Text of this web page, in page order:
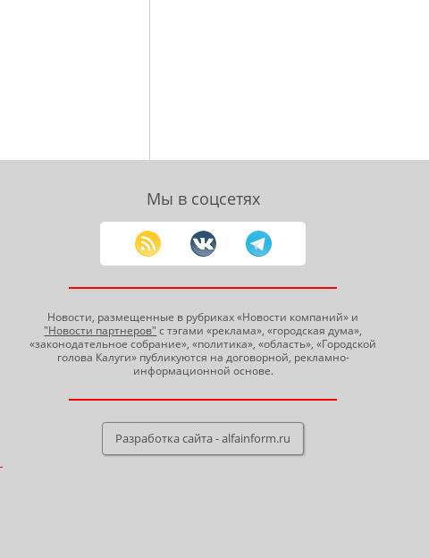
Мы в соцсетях
Новости, размещенные в рубриках «Новости компаний» и
"Новости партнеров" с тэгами «реклама», «городская дума»,
«законодательное собрание», «политика», «область», «Городской
голова Калуги» публикуются на договорной, рекламно-
информационной основе.
Разработка сайта - alfainform.ru